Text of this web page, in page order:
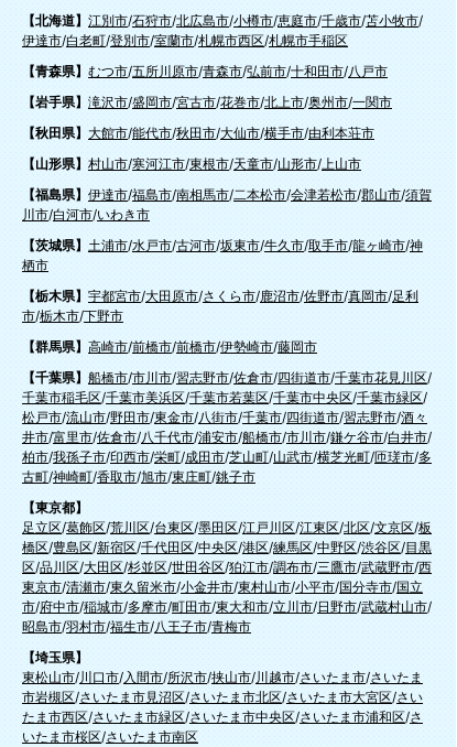
【北海道】 江別市/石狩市/北広島市/小樽市/恵庭市/千歳市/苫小牧市/
伊達市/白老町/登別市/室蘭市/札幌市西区/札幌市手稲区
【青森県】 むつ市/五所川原市/青森市/弘前市/十和田市/八戸市
【岩手県】 滝沢市/盛岡市/宮古市/花巻市/北上市/奥州市/一関市
【秋田県】 大館市/能代市/秋田市/大仙市/横手市/由利本荘市
【山形県】 村山市/寒河江市/東根市/天童市/山形市/上山市
【福島県】 伊達市/福島市/南相馬市/二本松市/会津若松市/郡山市/須賀
川市/白河市/いわき市
【茨城県】 土浦市/水戸市/古河市/坂東市/牛久市/取手市/龍ヶ崎市/神
栖市
【栃木県】 宇都宮市/大田原市/さくら市/鹿沼市/佐野市/真岡市/足利
市/栃木市/下野市
【群馬県】 高崎市/前橋市/前橋市/伊勢崎市/藤岡市
【千葉県】 船橋市/市川市/習志野市/佐倉市/四街道市/千葉市花見川区/
千葉市稲毛区/千葉市美浜区/千葉市若葉区/千葉市中央区/千葉市緑区/
松戸市/流山市/野田市/東金市/八街市/千葉市/四街道市/習志野市/酒々
井市/富里市/佐倉市/八千代市/浦安市/船橋市/市川市/鎌ケ谷市/白井市/
柏市/我孫子市/印西市/栄町/成田市/芝山町/山武市/横芝光町/匝瑳市/多
古町/神崎町/香取市/旭市/東庄町/銚子市
【東京都】
足立区/葛飾区/荒川区/台東区/墨田区/江戸川区/江東区/北区/文京区/板
橋区/豊島区/新宿区/千代田区/中央区/港区/練馬区/中野区/渋谷区/目黒
区/品川区/大田区/杉並区/世田谷区/狛江市/調布市/三鷹市/武蔵野市/西
東京市/清瀬市/東久留米市/小金井市/東村山市/小平市/国分寺市/国立
市/府中市/稲城市/多摩市/町田市/東大和市/立川市/日野市/武蔵村山市/
昭島市/羽村市/福生市/八王子市/青梅市
【埼玉県】
東松山市/川口市/入間市/所沢市/挟山市/川越市/さいたま市/さいたま
市岩槻区/さいたま市見沼区/さいたま市北区/さいたま市大宮区/さい
たま市西区/さいたま市緑区/さいたま市中央区/さいたま市浦和区/さ
いたま市桜区/さいたま市南区